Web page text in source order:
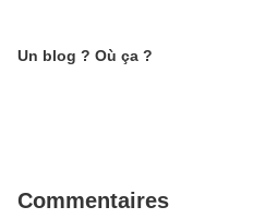
Un blog ? Où ça ?
Commentaires